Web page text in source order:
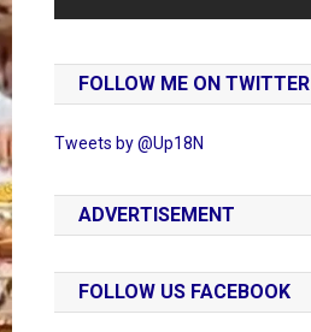
FOLLOW ME ON TWITTER
Tweets by @Up18N
ADVERTISEMENT
FOLLOW US FACEBOOK